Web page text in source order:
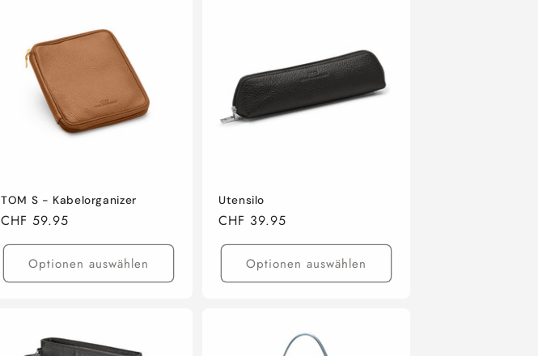
TOM S - Kabelorganizer
Normaler
Preis
CHF 59.95
Optionen auswählen
Utensilo
Normaler
Preis
CHF 39.95
Optionen auswählen